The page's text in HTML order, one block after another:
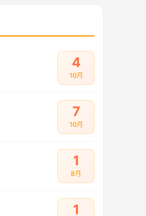
4
10月
7
10月
1
8月
1